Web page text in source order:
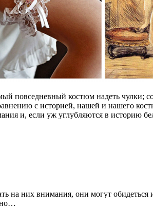
повседневный костюм надеть
с историей, нашей и нашего
и, если уж углубляются в историю
на них внимания, они могут